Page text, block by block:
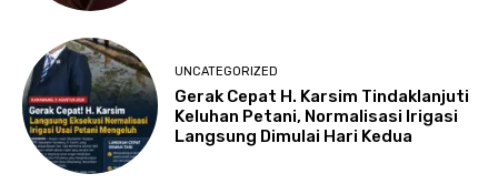
UNCATEGORIZED
Gerak Cepat H. Karsim Tindaklanjuti
Keluhan Petani, Normalisasi Irigasi
Langsung Dimulai Hari Kedua